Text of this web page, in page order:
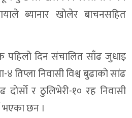
ब्यानार खाेलेर बाचनसहित
दिन संचालित साँढ जुधाइ
४ तिप्ला निवासी विश्व बुढाकाे सांढ
र ठुलिभेरी-१० रह निवासी
छन ।